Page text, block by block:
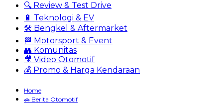
🔍 Review & Test Drive
🔋 Teknologi & EV
🛠️ Bengkel & Aftermarket
🏁 Motorsport & Event
👥 Komunitas
🎥 Video Otomotif
💰 Promo & Harga Kendaraan
Home
🚗 Berita Otomotif